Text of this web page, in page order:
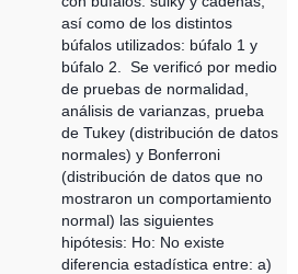
así como de los distintos
búfalos utilizados: búfalo 1 y
búfalo 2. Se verificó por medio
de pruebas de normalidad,
análisis de varianzas, prueba
de Tukey (distribución de datos
normales) y Bonferroni
(distribución de datos que no
mostraron un comportamiento
normal) las siguientes
hipótesis: Ho: No existe
diferencia estadística entre: a)